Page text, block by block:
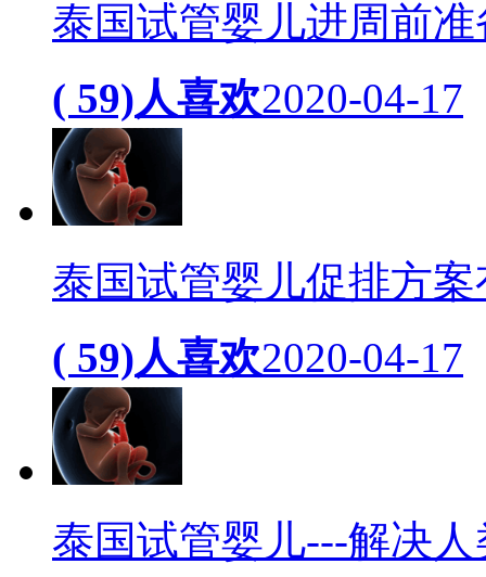
泰国试管婴儿进周前准
( 59)人喜欢2020-04-17
泰国试管婴儿促排方
( 59)人喜欢2020-04-17
泰国试管婴儿---解决